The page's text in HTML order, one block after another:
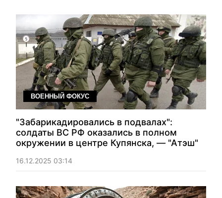
ВОЕННЫЙ ФОКУС
"Забарикадировались в подвалах":
солдаты ВС РФ оказались в полном
окружении в центре Купянска, — "Атэш"
16.12.2025 03:14